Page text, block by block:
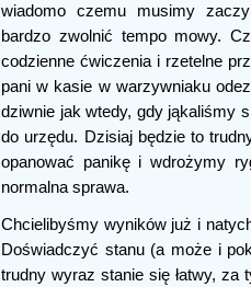
wiadomo czemu musimy
bardzo zwolnić tempo mowy.
codzienne ćwiczenia i rzetelne
pani w kasie w warzywniaku
dziwnie jak wtedy, gdy jąkaliśmy
do urzędu. Dzisiaj będzie to
opanować panikę i wdrożymy
normalna sprawa.
Chcielibyśmy wyników już i
Doświadczyć stanu (a może i
trudny wyraz stanie się łatwy,